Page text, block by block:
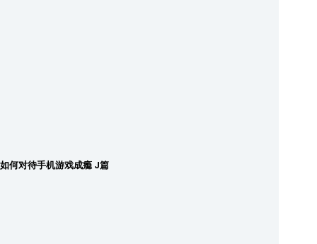
如何对待手机游戏成瘾 J篇